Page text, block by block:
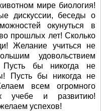
мире биология!
дискуссии, беседы о
окунуться в
прошлых лет! Сколько
Желание учиться не
удовольствием
бы никогда не
Пусть бы никогда не
всем огромного
учебе и развитию!
успехов!